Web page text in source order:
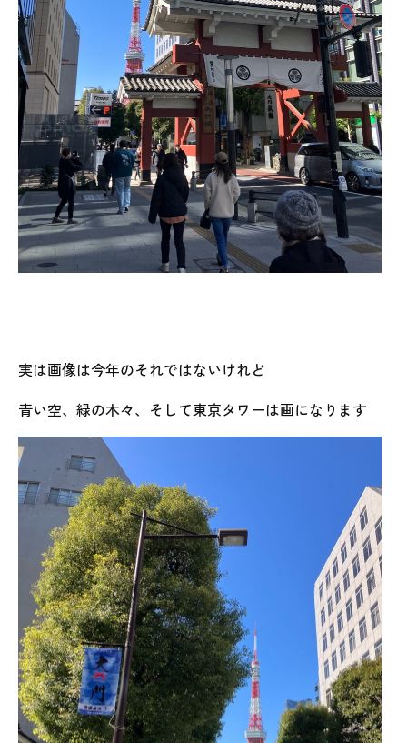
実は画像は今年のそれではないけれど
青い空、緑の木々、そして東京タワーは画になります